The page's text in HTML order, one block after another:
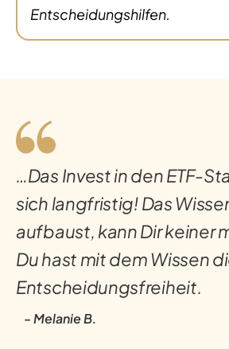
Entscheidungshilfen.
…Das Invest in den ETF-
sich langfristig! Das
aufbaust, kann Dir keiner
Du hast mit dem Wissen
Entscheidungsfreiheit.
- Melanie B.